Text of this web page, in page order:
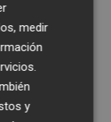
de
medir
y